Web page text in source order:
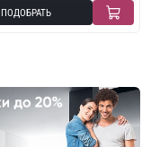
ПОДОБРАТЬ